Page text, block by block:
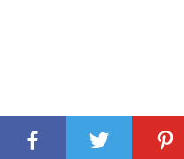
EĞLENCE
38 Bumerang